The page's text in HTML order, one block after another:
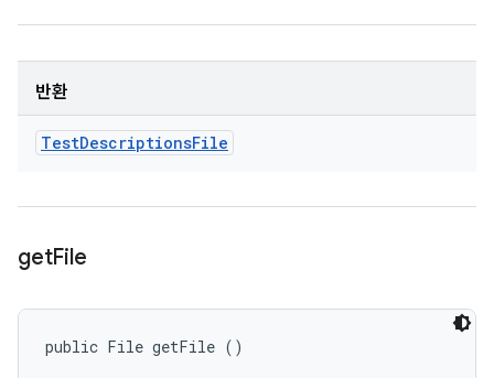
반환
TestDescriptionsFile
getFile
public File getFile ()